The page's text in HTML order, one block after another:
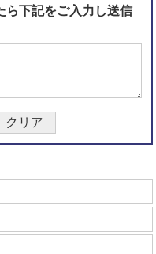
ら下記をご入力し送信